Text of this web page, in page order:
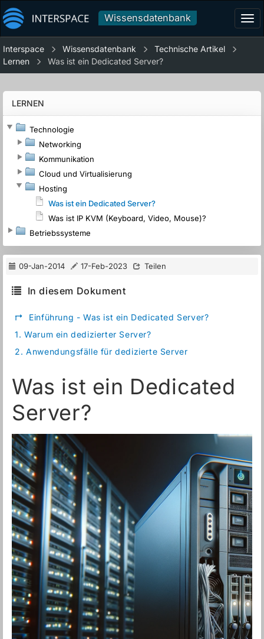
Wissensdatenbank
Interspace Wissensdatenbank
Technische Artikel
Lernen
Was ist ein Dedicated Server?
LERNEN
Technologie
Networking
Kommunikation
Cloud und Virtualisierung
Hosting
Was ist ein Dedicated Server?
Was ist IP KVM (Keyboard, Video, Mouse)?
Betriebssysteme
09-Jan-2014 17-Feb-2023 Teilen
In diesem Dokument
↱
Einführung - Was ist ein Dedicated Server?
1. Warum ein dedizierter Server?
2. Anwendungsfälle für dedizierte Server
Was ist ein Dedicated
Server?